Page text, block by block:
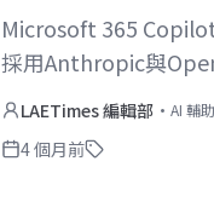
Microsoft 365
採用Anthropic與
LAETimes 編輯部 · AI 輔
4 個月前